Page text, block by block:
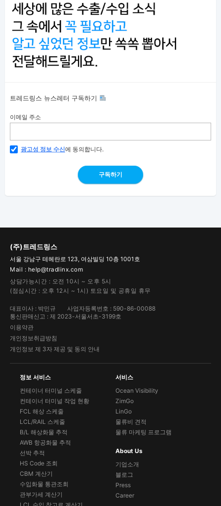
트레드링스 뉴스레터 구독하기
이메일 주소
광고성 정보 수신에 동의합니다.
구독하기
(주)트레드링스
서울 강남구 테헤란로 123, 여삼빌딩 10층 1001호
Mail : help@tradlinx.com
상담가능시간 : 오전 10시 ~ 오후 5시
(점심시간 : 오후 12시 ~ 1시) 토요일 및 공휴일 휴무
대표이사 : 박민규
사업자등록번호 : 590-86-00088
통신판매신고 : 제 2023-서울서초-3199호
이용약관
개인정보취급방침
개인정보 제 3자 제공 및 동의 안내
정보 서비스
컨테이너 터미널 스케줄
컨테이너 터미널 작업 현황
FCL 해상 스케줄
LCL/RAIL 스케줄
B/L 해상화물 추적
AWB 항공화물 추적
선박 추적
HS Code 조회
CBM 계산기
수입화물 통관조회
관부가세 계산기
서비스
Ocean Visibility
ZimGo
LinGo
물류비 견적
물류 마케팅 프로그램
About Us
기업소개
블로그
Press
Career